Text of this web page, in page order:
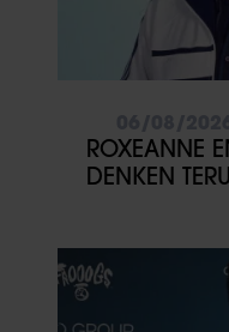
ROXEANNE
DENKEN